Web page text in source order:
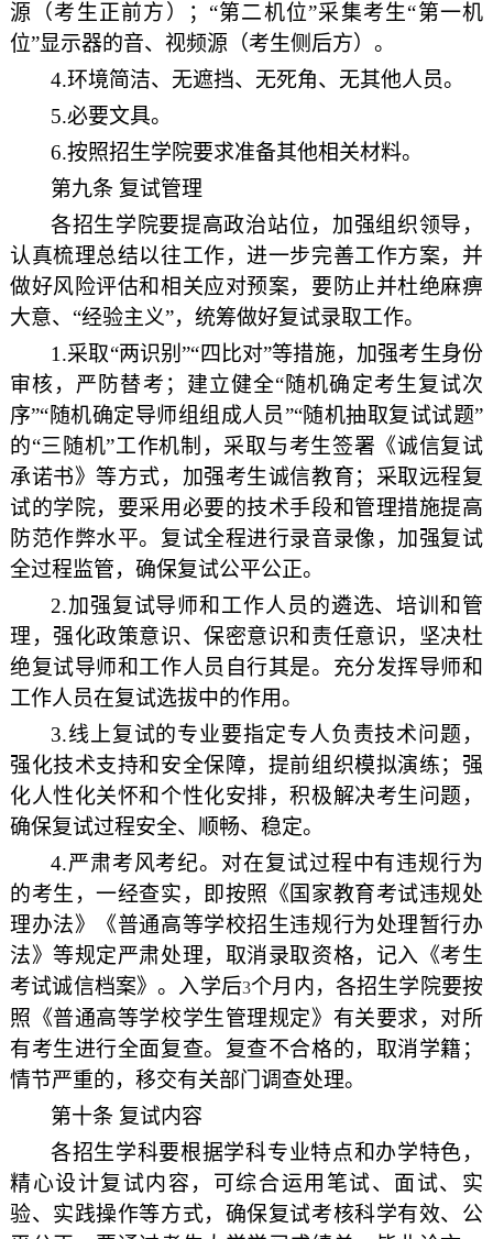
源（考生正前方）；“第二机位”采集考生“第一机
位”显示器的音、视频源（考生侧后方）。
4.环境简洁、无遮挡、无死角、无其他人员。
5.必要文具。
6.按照招生学院要求准备其他相关材料。
第九条 复试管理
各招生学院要提高政治站位，加强组织领导，
认真梳理总结以往工作，进一步完善工作方案，并
做好风险评估和相关应对预案，要防止并杜绝麻痹
大意、“经验主义”，统筹做好复试录取工作。
1.采取“两识别”“四比对”等措施，加强考生身份
审核，严防替考；建立健全“随机确定考生复试次
序”“随机确定导师组组成人员”“随机抽取复试试题”
的“三随机”工作机制，采取与考生签署《诚信复试
承诺书》等方式，加强考生诚信教育；采取远程复
试的学院，要采用必要的技术手段和管理措施提高
防范作弊水平。复试全程进行录音录像，加强复试
全过程监管，确保复试公平公正。
2.加强复试导师和工作人员的遴选、培训和管
理，强化政策意识、保密意识和责任意识，坚决杜
绝复试导师和工作人员自行其是。充分发挥导师和
工作人员在复试选拔中的作用。
3.线上复试的专业要指定专人负责技术问题，
强化技术支持和安全保障，提前组织模拟演练；强
化人性化关怀和个性化安排，积极解决考生问题，
确保复试过程安全、顺畅、稳定。
4.严肃考风考纪。对在复试过程中有违规行为
的考生，一经查实，即按照《国家教育考试违规处
理办法》《普通高等学校招生违规行为处理暂行办
法》等规定严肃处理，取消录取资格，记入《考生
考试诚信档案》。入学后3个月内，各招生学院要按
照《普通高等学校学生管理规定》有关要求，对所
有考生进行全面复查。复查不合格的，取消学籍；
情节严重的，移交有关部门调查处理。
第十条 复试内容
各招生学科要根据学科专业特点和办学特色，
精心设计复试内容，可综合运用笔试、面试、实
验、实践操作等方式，确保复试考核科学有效、公